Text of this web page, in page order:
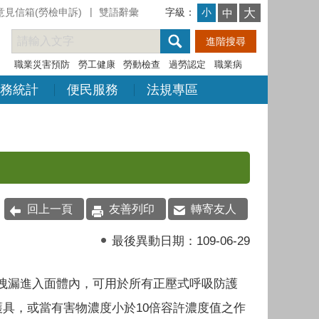
見信箱(勞檢申訴) 雙語辭彙 字級： 小 中 大
職業災害預防 勞工健康 勞動檢查 過勞認定 職業病
統計 便民服務 法規專區
回上一頁 友善列印 轉寄友人
最後異動日期： 109-06-29
漏進入面體內，可用於所有正壓式呼吸防護
，或當有害物濃度小於10倍容許濃度值之作